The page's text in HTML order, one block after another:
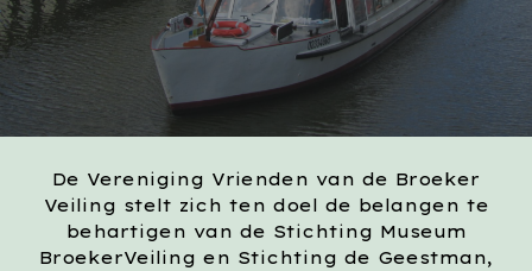
De Vereniging Vrienden van de Broeker
Veiling stelt zich ten doel de belangen te
behartigen van de Stichting Museum
BroekerVeiling en Stichting de Geestman,